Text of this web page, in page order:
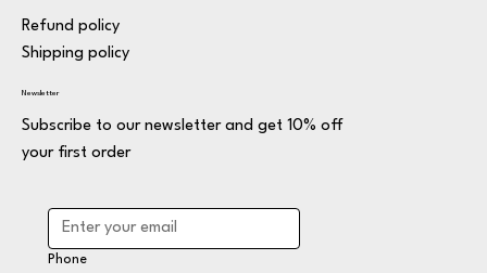
Refund policy
Shipping policy
Newsletter
Subscribe to our newsletter and get 10% off
your first order
Phone